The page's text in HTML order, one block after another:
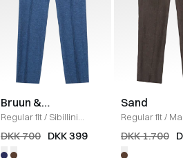
Bruun &
Stengade
Regular fit/ Sibillini
Bukser
/ BLUE
DKK 700 DKK 399
Sand
Regular fit/
Bukser
BRUN
DKK 1.700